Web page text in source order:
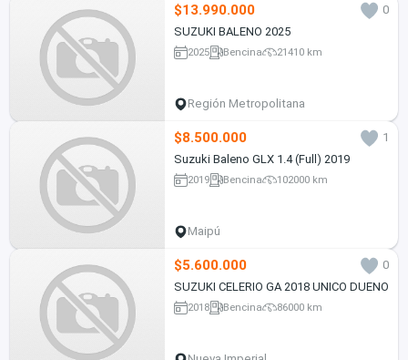
$13.990.000
0
SUZUKI BALENO 2025
2025 Bencina 21410 km
Región Metropolitana
$8.500.000
1
Suzuki Baleno GLX 1.4 (Full) 2019
2019 Bencina 102000 km
Maipú
$5.600.000
0
SUZUKI CELERIO GA 2018 UNICO DUENO
2018 Bencina 86000 km